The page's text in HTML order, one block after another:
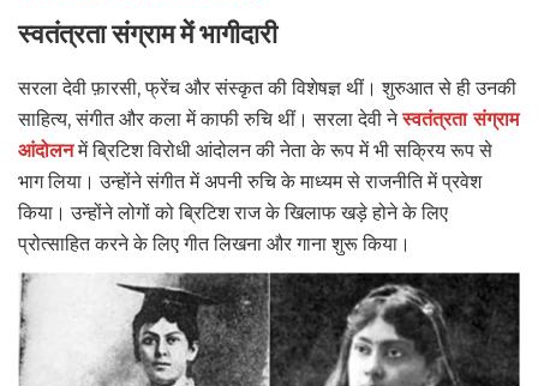
स्वतंत्रता संग्राम में भागीदारी
सरला देवी फ़ारसी, फ्रेंच और संस्कृत की विशेषज्ञ थीं। शुरुआत से ही उनकी
साहित्य, संगीत और कला में काफी रुचि थीं। सरला देवी नेस्वतंत्रता संग्राम
आंदोलनमें ब्रिटिश विरोधी आंदोलन की नेता के रूप में भी सक्रिय रूप से
भाग लिया। उन्होंने संगीत में अपनी रुचि के माध्यम से राजनीति में प्रवेश
किया। उन्होंने लोगों को ब्रिटिश राज के खिलाफ खड़े होने के लिए
प्रोत्साहित करने के लिए गीत लिखना और गाना शुरू किया।